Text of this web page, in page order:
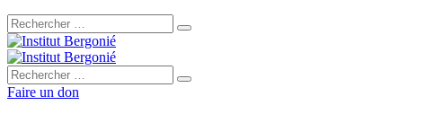
Rechercher :
Rechercher :
Faire un don